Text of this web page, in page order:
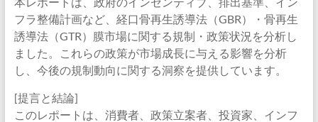
フラ整備計画など、経口骨再生誘導法（GBR）・骨再生
誘導法（GTR）膜市場に関する規制・政策状況を分析し
ました。これらの政策が市場成長に与える影響を分析
し、今後の規制動向に関する洞察を提供しています。
[提言と結論]
このレポートは、消費者、政策立案者、投資家、インフ